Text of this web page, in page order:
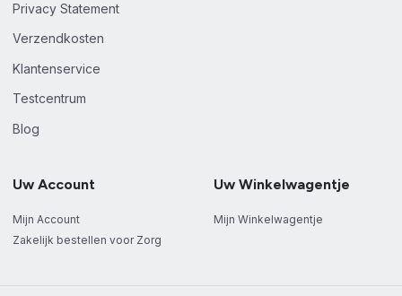
Privacy Statement
Verzendkosten
Klantenservice
Testcentrum
Blog
Uw Account
Mijn Account
Zakelijk bestellen voor Zorg
Uw Winkelwagentje
Mijn Winkelwagentje